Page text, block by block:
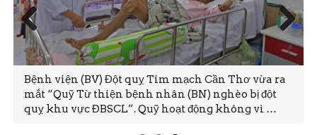
Bệnh viện (BV) Đột quỵ Tim mạch Cần Thơ vừa ra
mắt “Quỹ Từ thiện bệnh nhân (BN) nghèo bị đột
quỵ khu vực ĐBSCL”. Quỹ hoạt động không vì …
Prev
ious
Next